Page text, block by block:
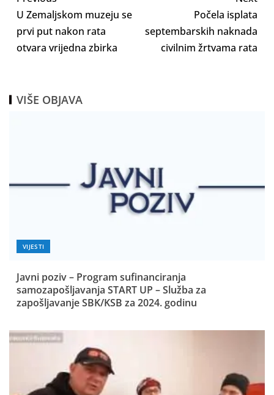
U Zemaljskom muzeju se
prvi put nakon rata
otvara vrijedna zbirka
Počela isplata
septembarskih naknada
civilnim žrtvama rata
VIŠE OBJAVA
VIJESTI
Javni poziv – Program sufinanciranja
samozapošljavanja START UP – Služba za
zapošljavanje SBK/KSB za 2024. godinu